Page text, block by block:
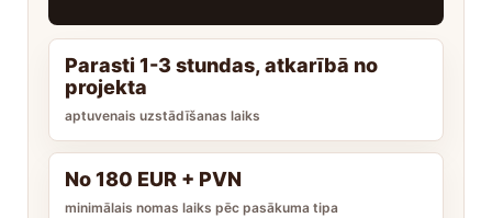
Parasti 1-3 stundas, atkarībā no
projekta
aptuvenais uzstādīšanas laiks
No 180 EUR + PVN
minimālais nomas laiks pēc pasākuma tipa